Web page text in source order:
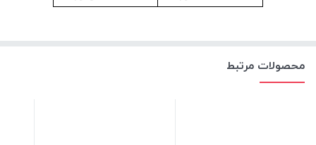
محصولات مرتبط